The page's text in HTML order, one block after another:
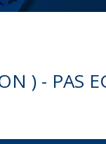
) - PAS